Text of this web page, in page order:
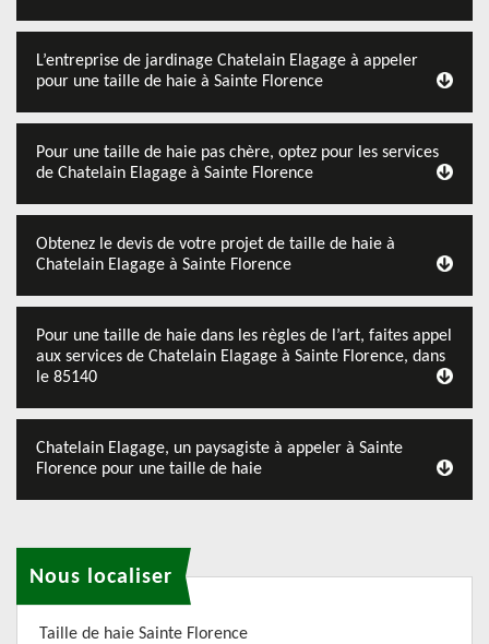
L’entreprise de jardinage Chatelain Elagage à appeler
pour une taille de haie à Sainte Florence
Pour une taille de haie pas chère, optez pour les services
de Chatelain Elagage à Sainte Florence
Obtenez le devis de votre projet de taille de haie à
Chatelain Elagage à Sainte Florence
Pour une taille de haie dans les règles de l’art, faites appel
aux services de Chatelain Elagage à Sainte Florence, dans
le 85140
Chatelain Elagage, un paysagiste à appeler à Sainte
Florence pour une taille de haie
Nous localiser
Taille de haie Sainte Florence